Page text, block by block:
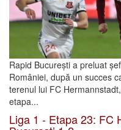
Rapid București a preluat
României, după un succes
terenul lui FC
etapa...
Liga 1 - Etapa 23: FC